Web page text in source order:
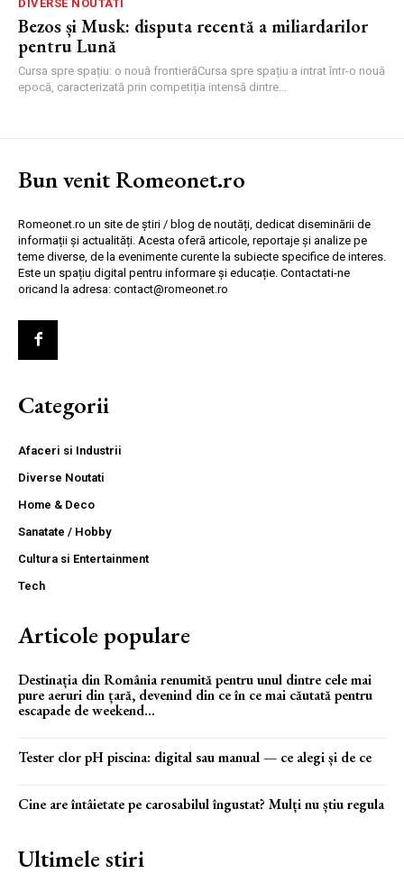
DIVERSE NOUTATI
Bezos și Musk: disputa recentă a miliardarilor
pentru Lună
Cursa spre spațiu: o nouă frontierăCursa spre spațiu a intrat într-o nouă
epocă, caracterizată prin competiția intensă dintre...
Bun venit Romeonet.ro
Romeonet.ro un site de știri / blog de noutăți, dedicat diseminării de
informații și actualități. Acesta oferă articole, reportaje și analize pe
teme diverse, de la evenimente curente la subiecte specifice de interes.
Este un spațiu digital pentru informare și educație. Contactati-ne
oricand la adresa: contact@romeonet.ro
Categorii
Afaceri si Industrii
Diverse Noutati
Home & Deco
Sanatate / Hobby
Cultura si Entertainment
Tech
Articole populare
Destinația din România renumită pentru unul dintre cele mai
pure aeruri din țară, devenind din ce în ce mai căutată pentru
escapade de weekend...
Tester clor pH piscina: digital sau manual — ce alegi și de ce
Cine are întâietate pe carosabilul îngustat? Mulți nu știu regula
Ultimele stiri